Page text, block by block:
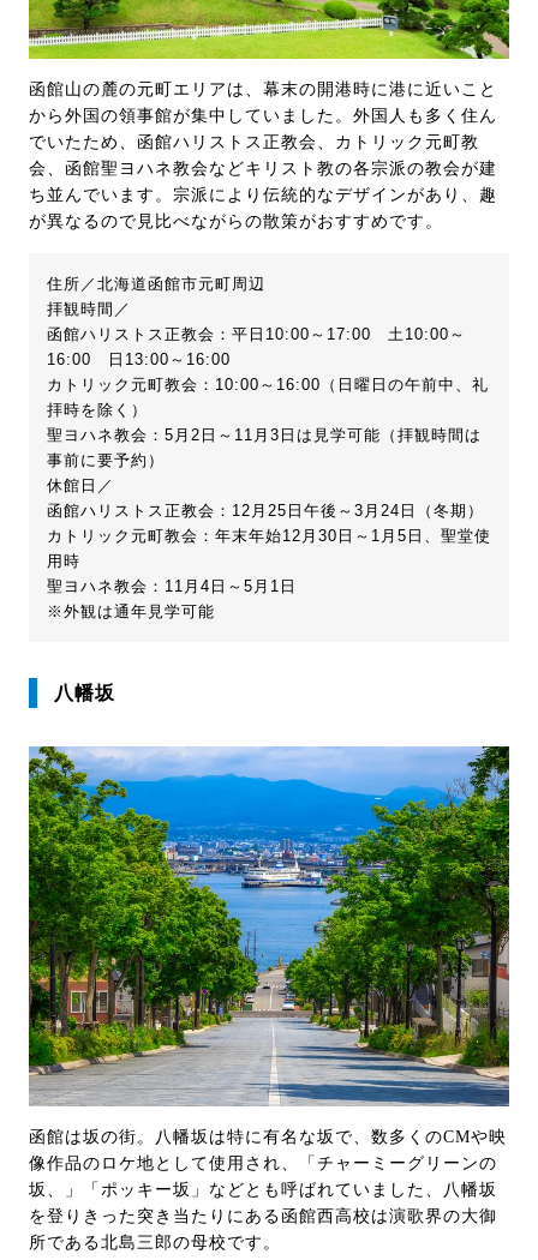
函館山の麓の元町エリアは、幕末の開港時に港に近いこと
から外国の領事館が集中していました。外国人も多く住ん
でいたため、函館ハリストス正教会、カトリック元町教
会、函館聖ヨハネ教会などキリスト教の各宗派の教会が建
ち並んでいます。宗派により伝統的なデザインがあり、趣
が異なるので見比べながらの散策がおすすめです。
住所／北海道函館市元町周辺
拝観時間／
函館ハリストス正教会：平日10:00～17:00 土10:00～
16:00 日13:00～16:00
カトリック元町教会：10:00～16:00（日曜日の午前中、礼
拝時を除く）
聖ヨハネ教会：5月2日～11月3日は見学可能（拝観時間は
事前に要予約）
休館日／
函館ハリストス正教会：12月25日午後～3月24日（冬期）
カトリック元町教会：年末年始12月30日～1月5日、聖堂使
用時
聖ヨハネ教会：11月4日～5月1日
※外観は通年見学可能
八幡坂
函館は坂の街。八幡坂は特に有名な坂で、数多くのCMや映
像作品のロケ地として使用され、「チャーミーグリーンの
坂、」「ポッキー坂」などとも呼ばれていました、八幡坂
を登りきった突き当たりにある函館西高校は演歌界の大御
所である北島三郎の母校です。